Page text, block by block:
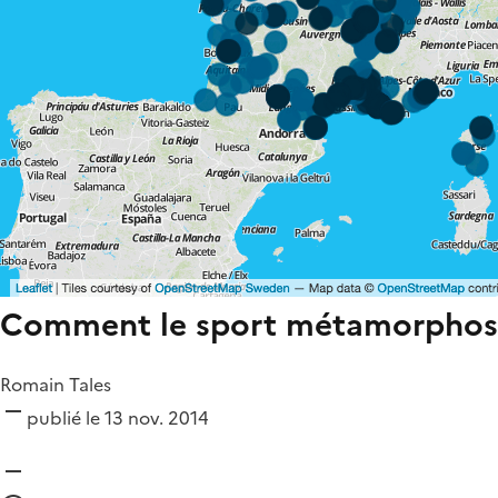
Comment le sport
Romain Tales
publié le 13 nov. 2014